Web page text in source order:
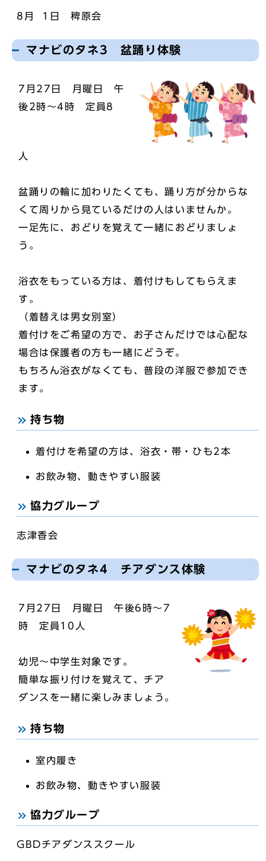
8月 1日 稗原会
マナビのタネ3 盆踊り体験
7月27日 月曜日 午
後2時～4時 定員8
人
盆踊りの輪に加わりたくても、踊り方が分からな
くて周りから見ているだけの人はいませんか。
一足先に、おどりを覚えて一緒におどりましょ
う。
浴衣をもっている方は、着付けもしてもらえま
す。
（着替えは男女別室）
着付けをご希望の方で、お子さんだけでは心配な
場合は保護者の方も一緒にどうぞ。
もちろん浴衣がなくても、普段の洋服で参加でき
ます。
持ち物
着付けを希望の方は、浴衣・帯・ひも2本
お飲み物、動きやすい服装
協力グループ
志津香会
マナビのタネ4 チアダンス体験
7月27日 月曜日 午後6時～7
時 定員10人
幼児～中学生対象です。
簡単な振り付けを覚えて、チア
ダンスを一緒に楽しみましょう。
持ち物
室内履き
お飲み物、動きやすい服装
協力グループ
GBDチアダンススクール